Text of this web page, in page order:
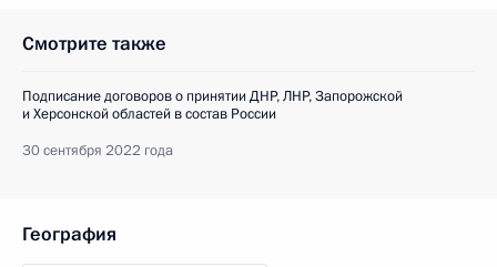
Смотрите также
Подписание договоров о принятии ДНР, ЛНР, Запорожской
и Херсонской областей в состав России
30 сентября 2022 года
География